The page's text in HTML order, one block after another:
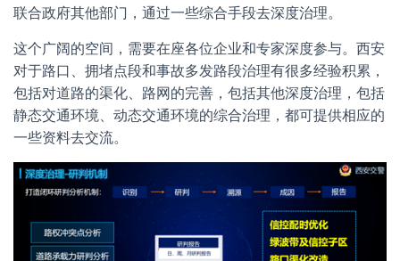
联合政府其他部门，通过一些综合手段去深度治理。
这个广阔的空间，需要在座各位企业和专家深度参与。西安
对于路口、拥堵点段和事故多发路段治理有很多经验积累，
包括对道路的渠化、路网的完善，包括其他深度治理，包括
静态交通环境、动态交通环境的综合治理，都可提供相应的
一些资料去交流。